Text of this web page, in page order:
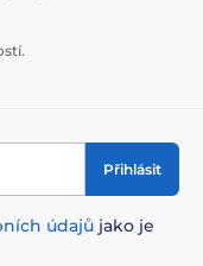
Přihlásit
údajů jako je